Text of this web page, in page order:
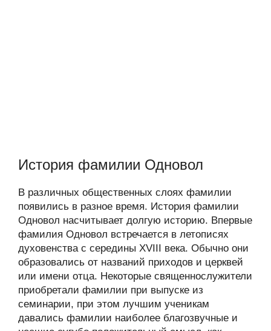
История фамилии Одновол
В различных общественных слоях фамилии
появились в разное время. История фамилии
Одновол насчитывает долгую историю. Впервые
фамилия Одновол встречается в летописях
духовенства с середины XVIII века. Обычно они
образовались от названий приходов и церквей
или имени отца. Некоторые священнослужители
приобретали фамилии при выпуске из
семинарии, при этом лучшим ученикам
давались фамилии наиболее благозвучные и